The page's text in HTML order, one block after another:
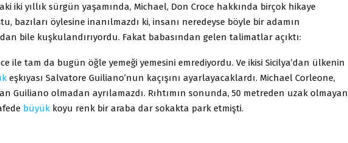
iki yıllık sürgün yaşamında, Michael, Don Croce hakkında birçok hikaye
bazıları öylesine inanılmazdı ki, insanı neredeyse böyle bir adamın
bile kuşkulandırıyordu. Fakat babasından gelen talimatlar açıktı:
ile tam da bugün öğle yemeği yemesini emrediyordu. Ve ikisi Sicilya’dan ülkenin
eşkıyası Salvatore Guiliano’nun kaçışını ayarlayacaklardı. Michael Corleone,
Guiliano olmadan ayrılamazdı. Rıhtımın sonunda, 50 metreden uzak olmayan
büyük koyu renk bir araba dar sokakta park etmişti.